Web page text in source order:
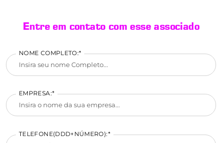
Entre em contato com esse associado
NOME COMPLETO:*
EMPRESA:*
TELEFONE(DDD+NÚMERO):*